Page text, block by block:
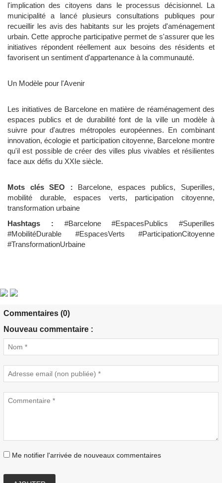
l'implication des citoyens dans le processus décisionnel. La
municipalité a lancé plusieurs consultations publiques pour
recueillir les avis des habitants sur les projets d'aménagement
urbain. Cette approche participative permet de s'assurer que les
initiatives répondent réellement aux besoins des résidents et
favorisent un sentiment d'appartenance à la communauté.
Un Modèle pour l'Avenir
Les initiatives de Barcelone en matière de réaménagement des
espaces publics et de durabilité font de la ville un modèle à
suivre pour d'autres métropoles européennes. En combinant
innovation, écologie et participation citoyenne, Barcelone montre
qu'il est possible de créer des villes plus vivables et résilientes
face aux défis du XXIe siècle.
Mots clés SEO : Barcelone, espaces publics, Superilles,
mobilité durable, espaces verts, participation citoyenne,
transformation urbaine
Hashtags : #Barcelone #EspacesPublics #Superilles
#MobilitéDurable #EspacesVerts #ParticipationCitoyenne
#TransformationUrbaine
Commentaires (0)
Nouveau commentaire :
Me notifier l'arrivée de nouveaux commentaires